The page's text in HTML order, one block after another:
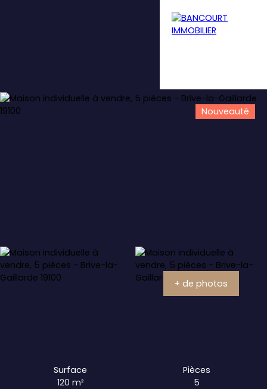
Nouveauté
+ de photos
Surface
120 m²
Pièces
5